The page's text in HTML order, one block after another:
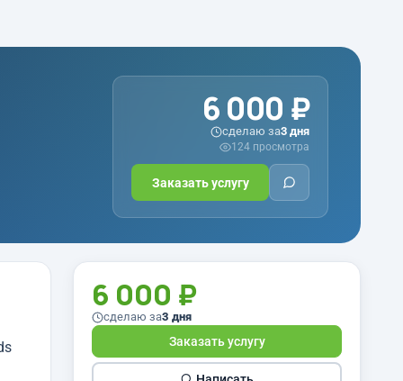
6 000 ₽
сделаю за3 дня
124 просмотра
Заказать услугу
6 000 ₽
сделаю за3 дня
Заказать услугу